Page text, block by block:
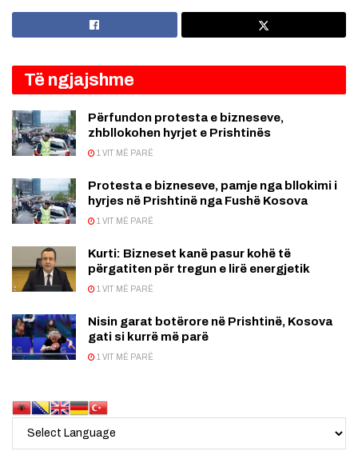
Të ngjajshme
Përfundon protesta e bizneseve,
zhbllokohen hyrjet e Prishtinës
1 VIT MË PARË
Protesta e bizneseve, pamje nga bllokimi i
hyrjes në Prishtinë nga Fushë Kosova
1 VIT MË PARË
Kurti: Bizneset kanë pasur kohë të
përgatiten për tregun e lirë energjetik
1 VIT MË PARË
Nisin garat botërore në Prishtinë, Kosova
gati si kurrë më parë
1 VIT MË PARË